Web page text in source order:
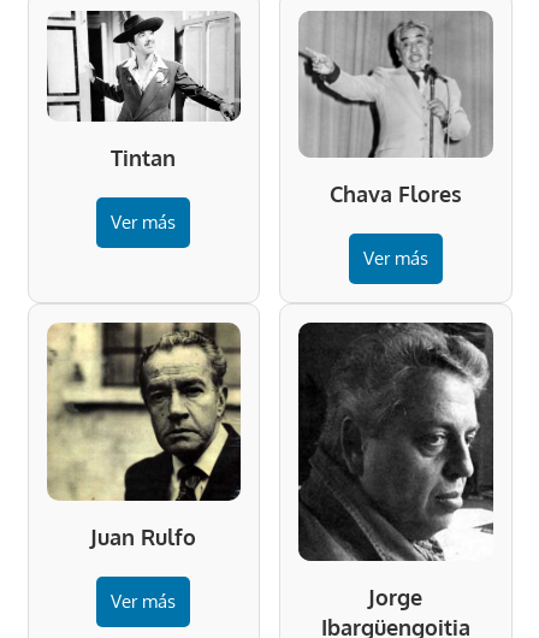
Tintan
Ver más
Chava Flores
Ver más
Juan Rulfo
Ver más
Jorge
Ibargüengoitia